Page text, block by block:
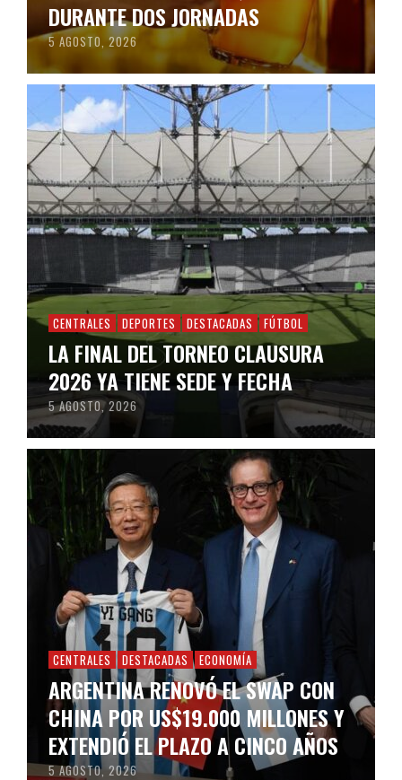
DURANTE DOS JORNADAS
5 AGOSTO, 2026
CENTRALES DEPORTES DESTACADAS FÚTBOL
LA FINAL DEL TORNEO CLAUSURA
2026 YA TIENE SEDE Y FECHA
5 AGOSTO, 2026
CENTRALES DESTACADAS ECONOMÍA
ARGENTINA RENOVÓ EL SWAP CON
CHINA POR US$19.000 MILLONES Y
EXTENDIÓ EL PLAZO A CINCO AÑOS
5 AGOSTO, 2026